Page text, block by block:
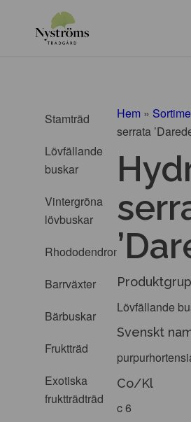
Stamträd
Lövfällande
buskar
Vintergröna
lövbuskar
Rhododendron
Barrväxter
Bärbuskar
Fruktträd
Exotiska
fruktträdträd
Hem »
serrata
Lövfällande
Svenskt
Co/Kl
c 6